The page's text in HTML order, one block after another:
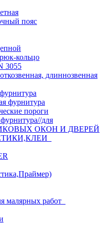
пояс
кольцо
3055
длиннозвенная
фурнитура
пороги
для
ОКОН И ДВЕРЕЙ
малярных работ